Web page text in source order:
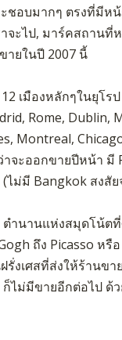
ชอบมากๆ ตรงที่มีห
าจะไป, มาร์คสถานที่
ายในปี 2007 นี้
เมืองหลักๆในยุโร
Rome, Dublin,
Montreal,
าจะออกขายปีหน้า มี
ไม่มี Bangkok สงสั
ตำนานแห่งสมุดโน้ต
ถึง Picasso หรื
ฝรั่งเศสที่ส่งให้ร้านข
ไม่มีขายอีกต่อไป ด้